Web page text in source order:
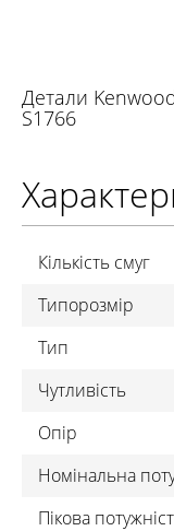
Детали
S1766
Кількість смуг
Типорозмір
Тип
Чутливість
Опір
Номінальна
Пікова